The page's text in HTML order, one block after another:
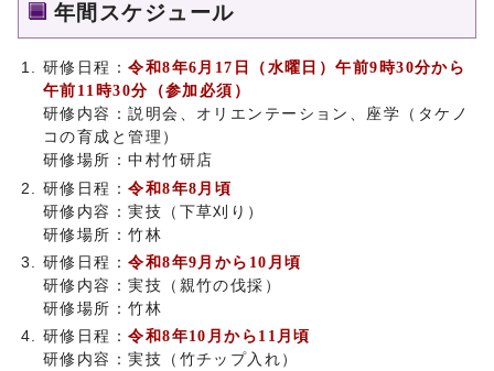
年間スケジュール
研修日程：令和8年6月17日（水曜日）午前9時30分から
午前11時30分（参加必須）
研修内容：説明会、オリエンテーション、座学（タケノ
コの育成と管理）
研修場所：中村竹研店
研修日程：令和8年8月頃
研修内容：実技（下草刈り）
研修場所：竹林
研修日程：令和8年9月から10月頃
研修内容：実技（親竹の伐採）
研修場所：竹林
研修日程：令和8年10月から11月頃
研修内容：実技（竹チップ入れ）